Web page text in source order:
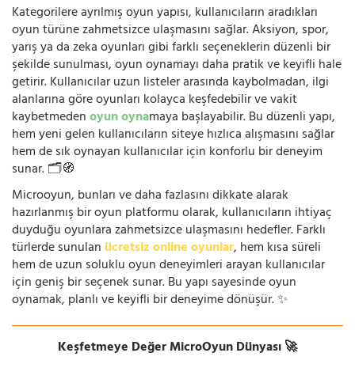
Kategorilere ayrılmış oyun yapısı, kullanıcıların aradıkları
oyun türüne zahmetsizce ulaşmasını sağlar. Aksiyon, spor,
yarış ya da zeka oyunları gibi farklı seçeneklerin düzenli bir
şekilde sunulması, oyun oynamayı daha pratik ve keyifli hale
getirir. Kullanıcılar uzun listeler arasında kaybolmadan, ilgi
alanlarına göre oyunları kolayca keşfedebilir ve vakit
kaybetmedenoyun oynamaya başlayabilir. Bu düzenli yapı,
hem yeni gelen kullanıcıların siteye hızlıca alışmasını sağlar
hem de sık oynayan kullanıcılar için konforlu bir deneyim
sunar. 🗂️🧭
Microoyun, bunları ve daha fazlasını dikkate alarak
hazırlanmış bir oyun platformu olarak, kullanıcıların ihtiyaç
duyduğu oyunlara zahmetsizce ulaşmasını hedefler. Farklı
türlerde sunulan ücretsiz online oyunlar, hem kısa süreli
hem de uzun soluklu oyun deneyimleri arayan kullanıcılar
için geniş bir seçenek sunar. Bu yapı sayesinde oyun
oynamak, planlı ve keyifli bir deneyime dönüşür. ✨
Keşfetmeye Değer MicroOyun Dünyası 🚀